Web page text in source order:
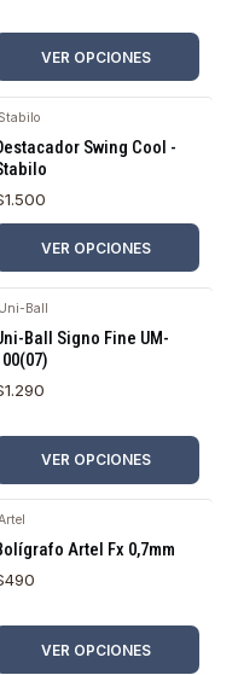
VER OPCIONES
Stabilo
Swing Cool -
VER OPCIONES
Uni-Ball
Ball Signo Fine UM-
VER OPCIONES
Artel Fx 0,7mm
VER OPCIONES